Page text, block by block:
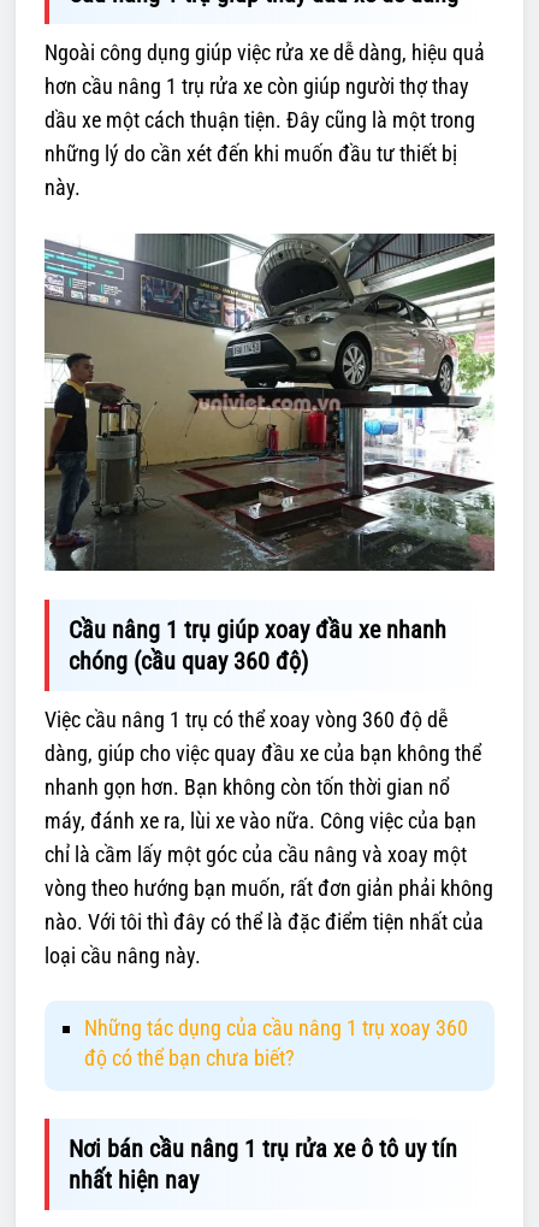
Ngoài công dụng giúp việc rửa xe dễ dàng, hiệu quả
hơn cầu nâng 1 trụ rửa xe còn giúp người thợ thay
dầu xe một cách thuận tiện. Đây cũng là một trong
những lý do cần xét đến khi muốn đầu tư thiết bị
này.
Cầu nâng 1 trụ giúp xoay đầu xe nhanh
chóng (cầu quay 360 độ)
Việc cầu nâng 1 trụ có thể xoay vòng 360 độ dễ
dàng, giúp cho việc quay đầu xe của bạn không thể
nhanh gọn hơn. Bạn không còn tốn thời gian nổ
máy, đánh xe ra, lùi xe vào nữa. Công việc của bạn
chỉ là cầm lấy một góc của cầu nâng và xoay một
vòng theo hướng bạn muốn, rất đơn giản phải không
nào. Với tôi thì đây có thể là đặc điểm tiện nhất của
loại cầu nâng này.
Những tác dụng của cầu nâng 1 trụ xoay 360
độ có thể bạn chưa biết?
Nơi bán cầu nâng 1 trụ rửa xe ô tô uy tín
nhất hiện nay